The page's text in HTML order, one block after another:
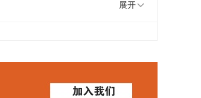
展开